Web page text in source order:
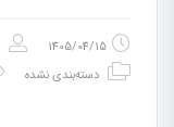
1405/04/15
دسته‌بندی نشده